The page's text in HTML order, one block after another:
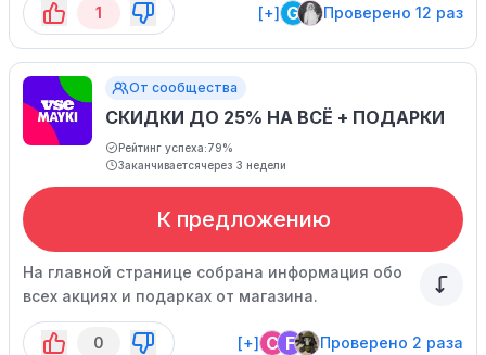
1
[+] G Проверено 12 раз
От сообщества
СКИДКИ ДО 25% НА ВСЁ + ПОДАРКИ
Рейтинг успеха:79%
Заканчиваетсячерез 3 недели
К предложению
На главной странице собрана информация обо
всех акциях и подарках от магазина.
0 [+] C F Проверено 2 раза